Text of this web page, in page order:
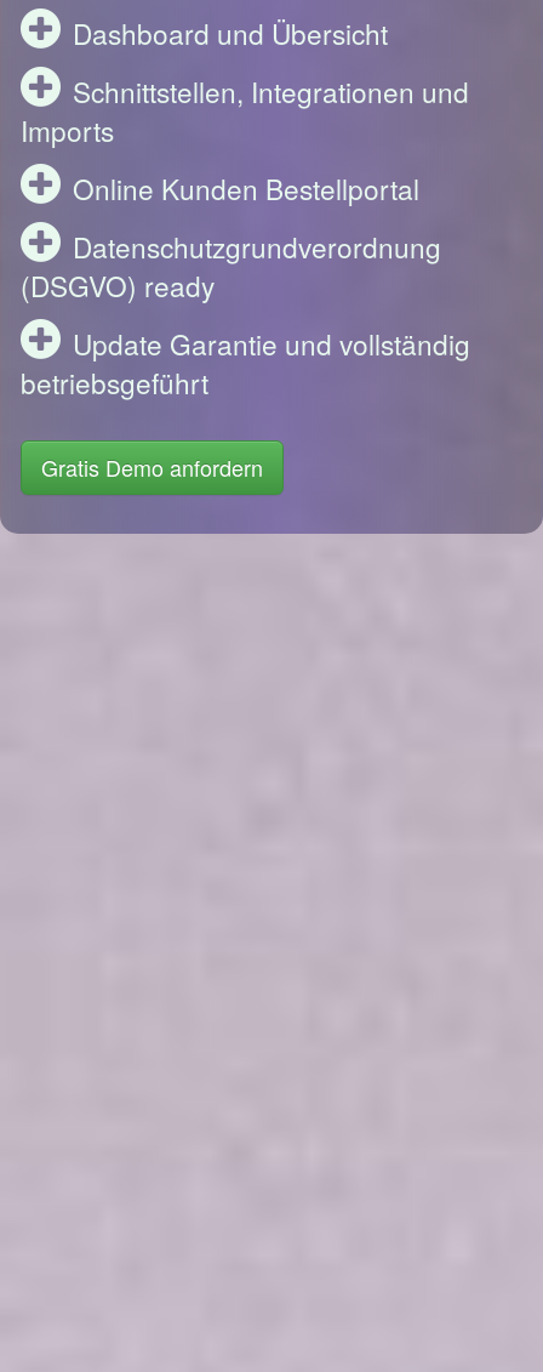
Dashboard und Übersicht
Schnittstellen, Integrationen und
Imports
Online Kunden Bestellportal
Datenschutzgrundverordnung
(DSGVO) ready
Update Garantie und vollständig
betriebsgeführt
Gratis Demo anfordern